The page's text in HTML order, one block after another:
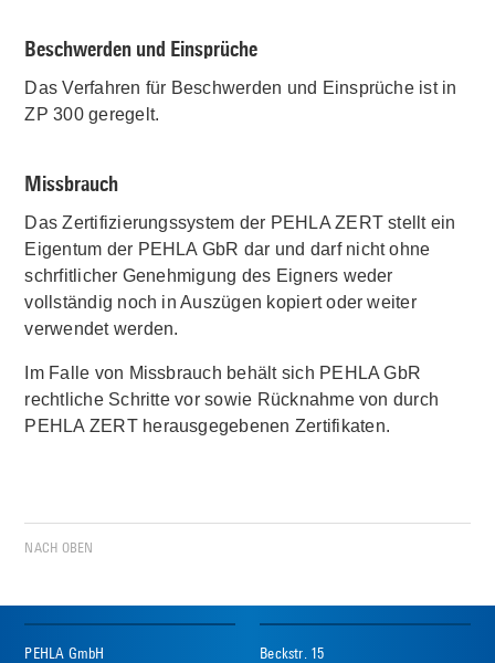
Beschwerden und Einsprüche
Das Verfahren für Beschwerden und Einsprüche ist in
ZP 300 geregelt.
Missbrauch
Das Zertifizierungssystem der PEHLA ZERT stellt ein
Eigentum der PEHLA GbR dar und darf nicht ohne
schrfitlicher Genehmigung des Eigners weder
vollständig noch in Auszügen kopiert oder weiter
verwendet werden.
Im Falle von Missbrauch behält sich PEHLA GbR
rechtliche Schritte vor sowie Rücknahme von durch
PEHLA ZERT herausgegebenen Zertifikaten.
NACH OBEN
PEHLA GmbH Beckstr. 15